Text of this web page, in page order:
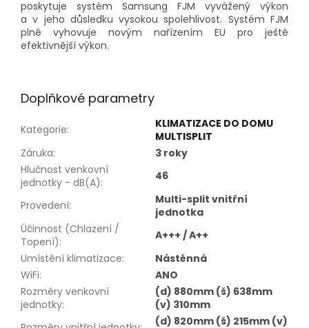
poskytuje systém Samsung FJM vyvážený výkon
a v jeho důsledku vysokou spolehlivost. Systém FJM
plně vyhovuje novým nařízením EU pro ještě
efektivnější výkon.
Doplňkové parametry
Kategorie:
KLIMATIZACE DO DOMU
MULTISPLIT
Záruka:
3 roky
Hlučnost venkovní
jednotky - dB(A): 46
Provedení:
Multi-split vnitřní
jednotka
Účinnost (Chlazení /
Topení):
A+++ / A++
Umístění klimatizace:
Nástěnná
WiFi:
ANO
Rozměry venkovní
jednotky:
(d) 880mm (š) 638mm
(v) 310mm
(d) 820mm (š) 215mm (v)